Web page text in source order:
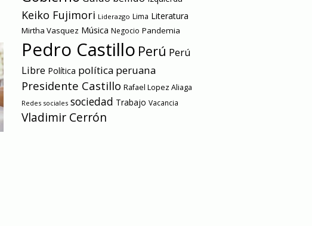
Keiko Fujimori Liderazgo Lima Literatura
Mirtha Vasquez Música Negocio Pandemia
Pedro Castillo Perú Perú
Libre Política política peruana
Presidente Castillo Rafael Lopez Aliaga
Redes sociales sociedad Trabajo Vacancia
Vladimir Cerrón